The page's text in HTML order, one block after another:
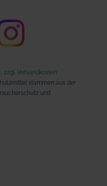
zzgl. Versandkosten
stammen aus der
und